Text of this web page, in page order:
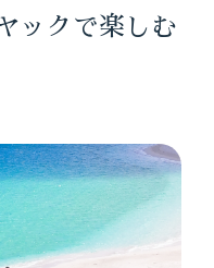
ックで楽しむ